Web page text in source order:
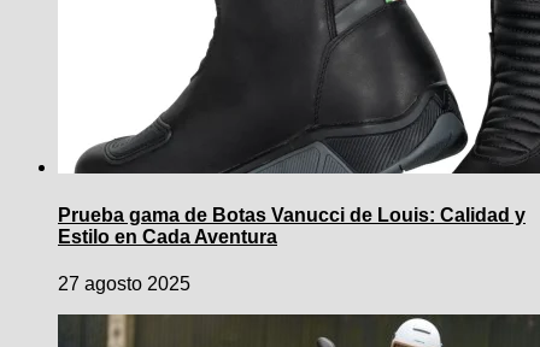
Prueba gama de Botas Vanucci de Louis: Calidad y
Estilo en Cada Aventura
27 agosto 2025